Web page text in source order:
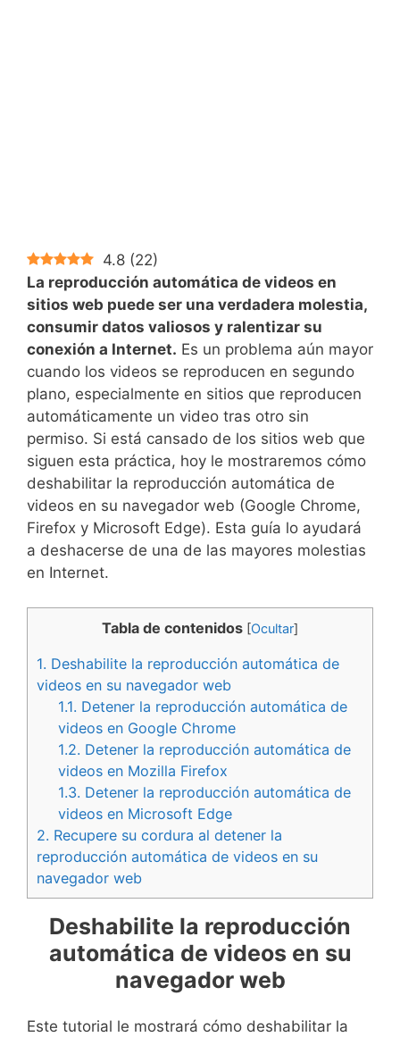
4.8 (22)
La reproducción automática de videos en
sitios web puede ser una verdadera molestia,
consumir datos valiosos y ralentizar su
conexión a Internet. Es un problema aún mayor
cuando los videos se reproducen en segundo
plano, especialmente en sitios que reproducen
automáticamente un video tras otro sin
permiso. Si está cansado de los sitios web que
siguen esta práctica, hoy le mostraremos cómo
deshabilitar la reproducción automática de
videos en su navegador web (Google Chrome,
Firefox y Microsoft Edge). Esta guía lo ayudará
a deshacerse de una de las mayores molestias
en Internet.
Tabla de contenidos [Ocultar]
1. Deshabilite la reproducción automática de
videos en su navegador web
1.1. Detener la reproducción automática de
videos en Google Chrome
1.2. Detener la reproducción automática de
videos en Mozilla Firefox
1.3. Detener la reproducción automática de
videos en Microsoft Edge
2. Recupere su cordura al detener la
reproducción automática de videos en su
navegador web
Deshabilite la reproducción
automática de videos en su
navegador web
Este tutorial le mostrará cómo deshabilitar la